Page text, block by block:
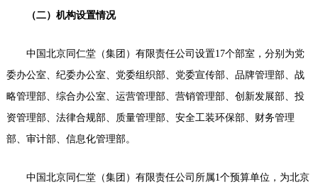
（二）机构设置情况
中国北京同仁堂（集团）有限责任公司设置17个部室，分别为党
委办公室、纪委办公室、党委组织部、党委宣传部、品牌管理部、战
略管理部、综合办公室、运营管理部、营销管理部、创新发展部、投
资管理部、法律合规部、质量管理部、安全工装环保部、财务管理
部、审计部、信息化管理部。
中国北京同仁堂（集团）有限责任公司所属1个预算单位，为北京